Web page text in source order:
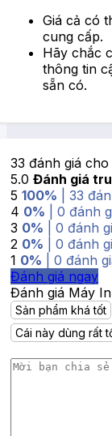
Giá cả có
cung cấp.
Hãy chắc
thông tin
sẵn có.
33 đánh giá cho
5.0 Đánh giá
5 100% | 33
4 0% | 0 đánh
3 0% | 0 đánh
2 0% | 0 đánh
1 0% | 0 đánh
Đánh giá ngay
Đánh giá Máy
Sản phẩm khá tốt
Cái này dùng rất